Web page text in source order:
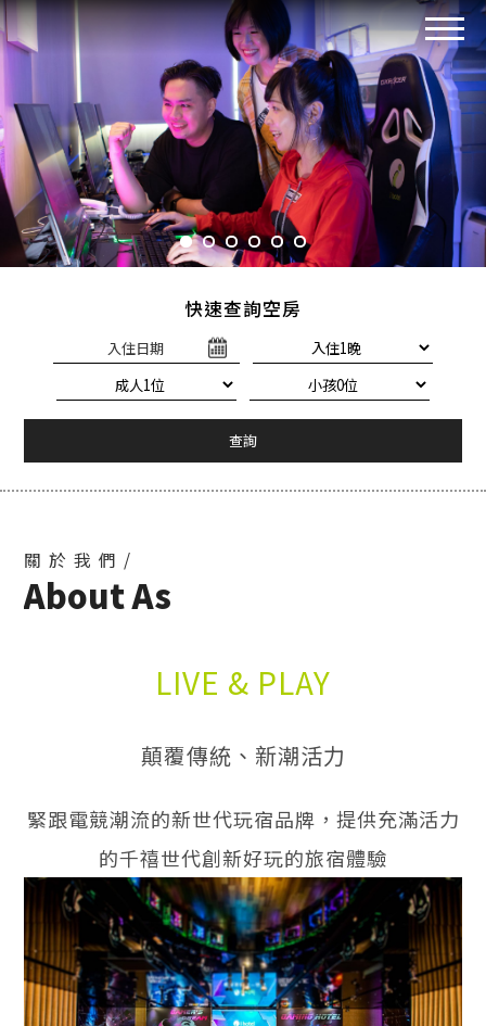
快速查詢空房
入住日期
查詢
關於我們/
About As
LIVE & PLAY
顛覆傳統、新潮活力
緊跟電競潮流的新世代玩宿品牌，提供充滿活力
的千禧世代創新好玩的旅宿體驗